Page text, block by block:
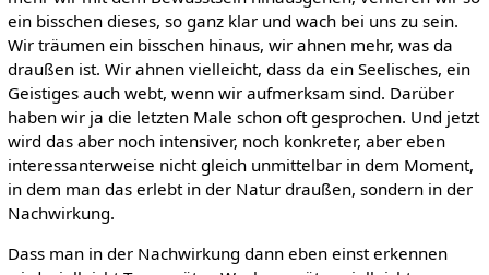
ein bisschen dieses, so ganz klar und wach bei uns zu sein.
Wir träumen ein bisschen hinaus, wir ahnen mehr, was da
draußen ist. Wir ahnen vielleicht, dass da ein Seelisches, ein
Geistiges auch webt, wenn wir aufmerksam sind. Darüber
haben wir ja die letzten Male schon oft gesprochen. Und jetzt
wird das aber noch intensiver, noch konkreter, aber eben
interessanterweise nicht gleich unmittelbar in dem Moment,
in dem man das erlebt in der Natur draußen, sondern in der
Nachwirkung.
Dass man in der Nachwirkung dann eben einst erkennen